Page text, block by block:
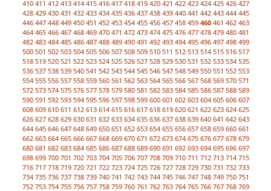
410 411 412 413 414 415 416 417 418 419 420 421 422 423 424 425 426 427
428 429 430 431 432 433 434 435 436 437 438 439 440 441 442 443 444 445
446 447 448 449 450 451 452 453 454 455 456 457 458 459 460 461 462 463
464 465 466 467 468 469 470 471 472 473 474 475 476 477 478 479 480 481
482 483 484 485 486 487 488 489 490 491 492 493 494 495 496 497 498 499
500 501 502 503 504 505 506 507 508 509 510 511 512 513 514 515 516 517
518 519 520 521 522 523 524 525 526 527 528 529 530 531 532 533 534 535
536 537 538 539 540 541 542 543 544 545 546 547 548 549 550 551 552 553
554 555 556 557 558 559 560 561 562 563 564 565 566 567 568 569 570 571
572 573 574 575 576 577 578 579 580 581 582 583 584 585 586 587 588 589
590 591 592 593 594 595 596 597 598 599 600 601 602 603 604 605 606 607
608 609 610 611 612 613 614 615 616 617 618 619 620 621 622 623 624 625
626 627 628 629 630 631 632 633 634 635 636 637 638 639 640 641 642 643
644 645 646 647 648 649 650 651 652 653 654 655 656 657 658 659 660 661
662 663 664 665 666 667 668 669 670 671 672 673 674 675 676 677 678 679
680 681 682 683 684 685 686 687 688 689 690 691 692 693 694 695 696 697
698 699 700 701 702 703 704 705 706 707 708 709 710 711 712 713 714 715
716 717 718 719 720 721 722 723 724 725 726 727 728 729 730 731 732 733
734 735 736 737 738 739 740 741 742 743 744 745 746 747 748 749 750 751
752 753 754 755 756 757 758 759 760 761 762 763 764 765 766 767 768 769